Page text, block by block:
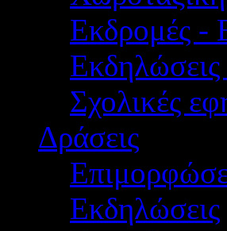
Εκδρομές -
Εκδηλώσεις
Σχολικές
Δράσεις
Εκδηλώσεις